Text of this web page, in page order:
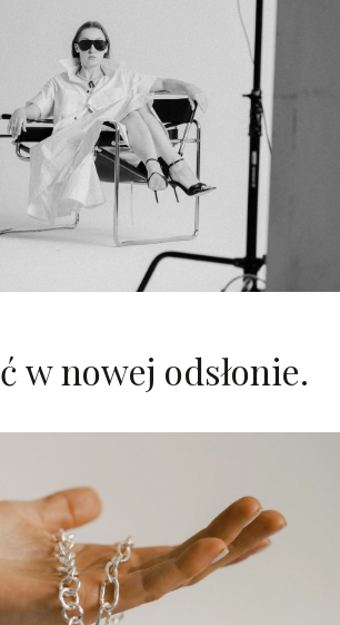
w nowej odsłonie.